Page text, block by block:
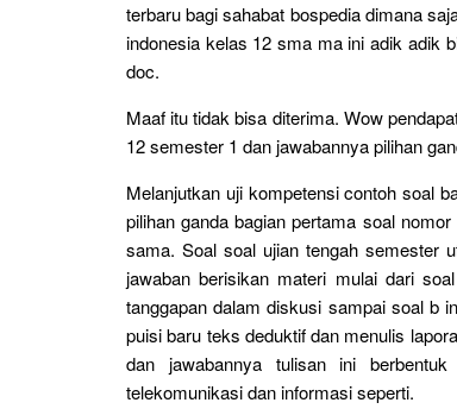
terbaru bagi sahabat bospedia dimana
indonesia kelas 12 sma ma ini adik adik
doc.
Maaf itu tidak bisa diterima. Wow
12 semester 1 dan jawabannya pilihan
Melanjutkan uji kompetensi contoh soal
pilihan ganda bagian pertama soal
sama. Soal soal ujian tengah semester
jawaban berisikan materi mulai dari
tanggapan dalam diskusi sampai soal b
puisi baru teks deduktif dan menulis
dan jawabannya tulisan ini
telekomunikasi dan informasi seperti.